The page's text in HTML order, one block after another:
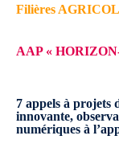
Filières
AAP «
7 appels à projets
innovante,
numériques à